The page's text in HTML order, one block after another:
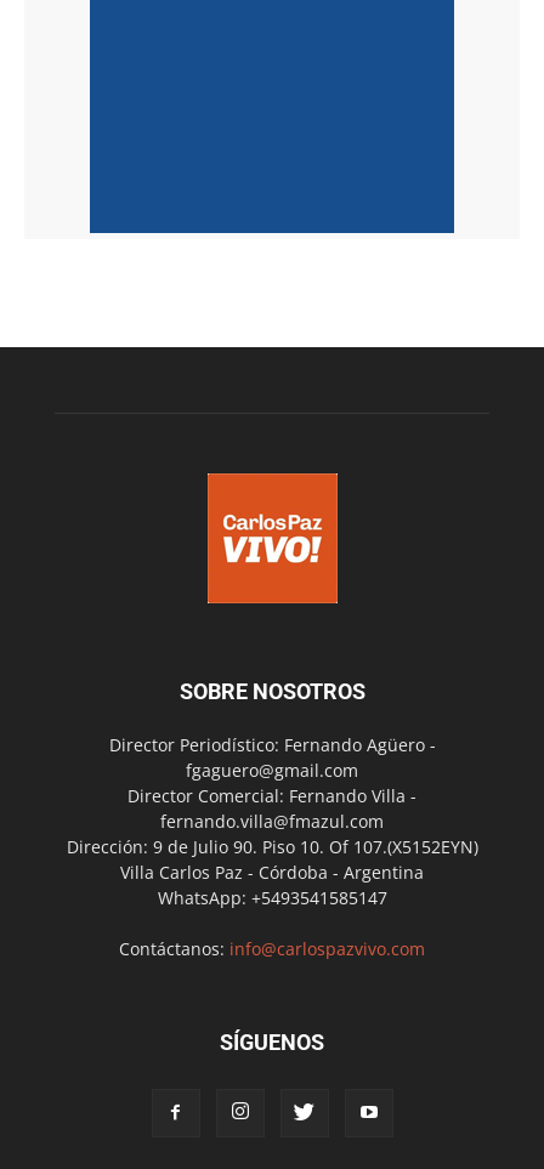
SOBRE NOSOTROS
Director Periodístico: Fernando Agüero -
fgaguero@gmail.com
Director Comercial: Fernando Villa -
fernando.villa@fmazul.com
Dirección: 9 de Julio 90. Piso 10. Of 107.(X5152EYN)
Villa Carlos Paz - Córdoba - Argentina
WhatsApp: +5493541585147
Contáctanos: info@carlospazvivo.com
SÍGUENOS